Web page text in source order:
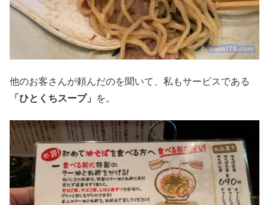
他のお客さんが頼んだのを聞いて、私もサービスである
「ひとくちスープ」
を。